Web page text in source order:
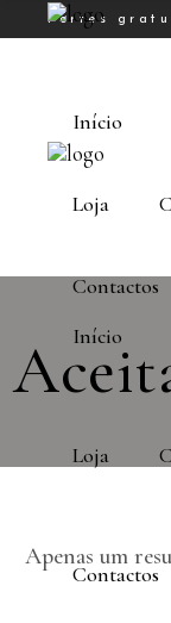
Portes
Início
Loja
Contactos
Início
Loja
Contactos
Apenas um